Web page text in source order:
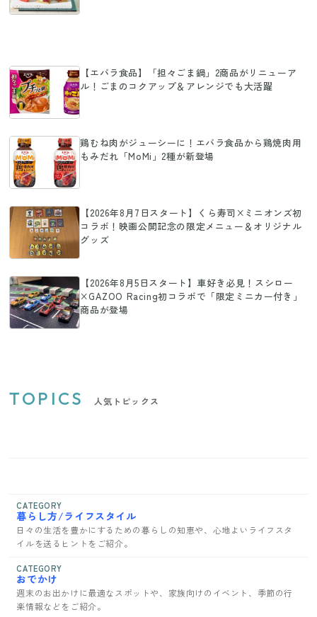
【エバラ食品】「担々ごま鍋」2商品がリニューア
ル！ごまのコクアップ＆アレンジでも大活躍
鶏むね肉がジューシーに！エバラ食品から鶏焼肉用
もみだれ「MoMi」2種が新登場
【2026年8月7日スタート】くら寿司×ミニオンズ初
コラボ！映画公開記念の限定メニュー＆オリジナル
グッズ
【2026年8月5日スタート】車好き必見！スシロー
×GAZOO Racing初コラボで「限定ミニカー付き」
商品が登場
TOPICS 人気トピックス
CATEGORY
暮らし方/ライフスタイル
日々の生活を豊かにするための暮らしの知恵や、心地よいライフスタ
イルを送るヒントをご紹介。
CATEGORY
おでかけ
週末のお出かけに最適なスポットや、家族向けのイベント、季節の行
楽情報などをご紹介。